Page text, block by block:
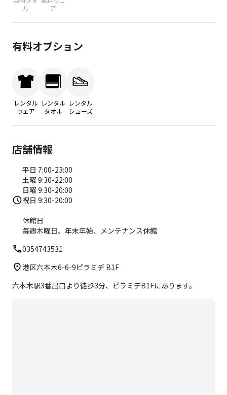
ル
ア
有料オプション
レンタル
ウェア
レンタル
タオル
レンタル
シューズ
店舗情報
平日 7:00-23:00
土曜 9:30-22:00
日曜 9:30-20:00
祝日 9:30-20:00
休館日
毎週木曜日、年末年始、メンテナンス休館
0354743531
港区六本木6-6-9ピラミデ B1F
六本木駅3番出口より徒歩3分、ピラミデB1Fにあります。